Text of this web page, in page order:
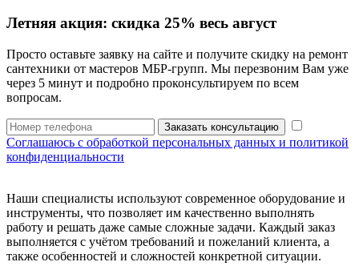
Летняя акция: скидка 25% весь август
Просто оставьте заявку на сайте и получите скидку на ремонт
сантехники от мастеров МБР-групп. Мы перезвоним Вам уже
через 5 минут и подробно проконсультируем по всем
вопросам.
Заказать консультацию
Соглашаюсь с обработкой персональных данных и политикой
конфиденциальности
Наши специалисты используют современное оборудование и
инструменты, что позволяет им качественно выполнять
работу и решать даже самые сложные задачи. Каждый заказ
выполняется с учётом требований и пожеланий клиента, а
также особенностей и сложностей конкретной ситуации.